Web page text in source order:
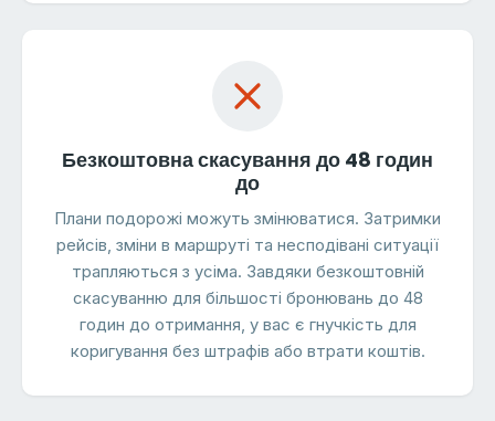
Безкоштовна скасування до 48 годин
до
Плани подорожі можуть змінюватися. Затримки
рейсів, зміни в маршруті та несподівані ситуації
трапляються з усіма. Завдяки безкоштовній
скасуванню для більшості бронювань до 48
годин до отримання, у вас є гнучкість для
коригування без штрафів або втрати коштів.